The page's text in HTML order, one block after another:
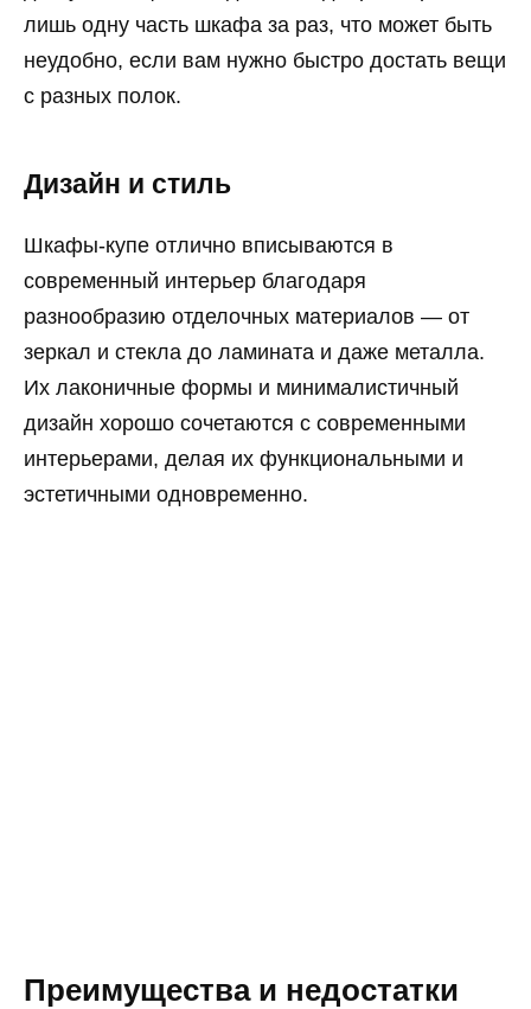
лишь одну часть шкафа за раз, что может быть
неудобно, если вам нужно быстро достать вещи
с разных полок.
Дизайн и стиль
Шкафы-купе отлично вписываются в
современный интерьер благодаря
разнообразию отделочных материалов — от
зеркал и стекла до ламината и даже металла.
Их лаконичные формы и минималистичный
дизайн хорошо сочетаются с современными
интерьерами, делая их функциональными и
эстетичными одновременно.
Преимущества и недостатки